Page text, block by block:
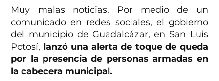
Muy malas noticias. Por medio de un
comunicado en redes sociales, el gobierno
del municipio de Guadalcázar, en San Luis
Potosí, lanzó una alerta de toque de queda
por la presencia de personas armadas en
la cabecera municipal.